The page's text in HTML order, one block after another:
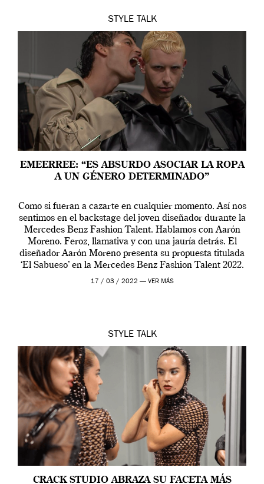
STYLE TALK
EMEERREE: “ES ABSURDO ASOCIAR LA ROPA
A UN GÉNERO DETERMINADO”
Como si fueran a cazarte en cualquier momento. Así nos
sentimos en el backstage del joven diseñador durante la
Mercedes Benz Fashion Talent. Hablamos con Aarón
Moreno. Feroz, llamativa y con una jauría detrás. El
diseñador Aarón Moreno presenta su propuesta titulada
‘El Sabueso’ en la Mercedes Benz Fashion Talent 2022.
La firma llamada ‘Emeerree‘ […]
17 / 03 / 2022 — VER MÁS
STYLE TALK
CRACK STUDIO ABRAZA SU FACETA MÁS